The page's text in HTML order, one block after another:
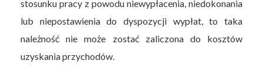
stosunku pracy z powodu niewypłacenia, niedokonania
lub niepostawienia do dyspozycji wypłat, to taka
należność nie może zostać zaliczona do kosztów
uzyskania przychodów.